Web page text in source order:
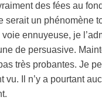
des fées au
serait un phénomène
ennuyeuse, je
de persuasive.
très probantes. Je
Il n’y a pourtant